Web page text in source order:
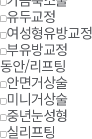
유두교정
여성형유방교정
부유방교정
동안/리프팅
안면거상술
미니거상술
중년눈성형
실리프팅